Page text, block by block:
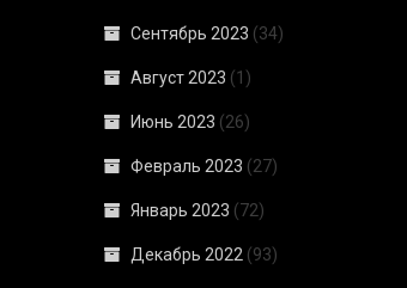
Сентябрь 2023 (34)
Август 2023 (1)
Июнь 2023 (26)
Февраль 2023 (27)
Январь 2023 (72)
Декабрь 2022 (93)